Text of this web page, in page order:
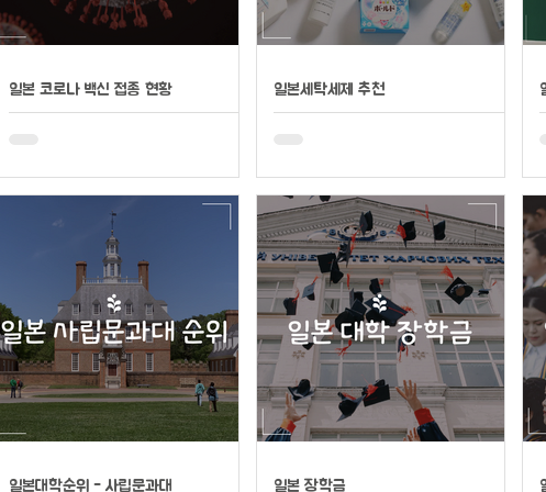
일본 코로나 백신 접종 현황 일본세탁세제 추천
일본대학순위 - 사립문과대 일본 장학금